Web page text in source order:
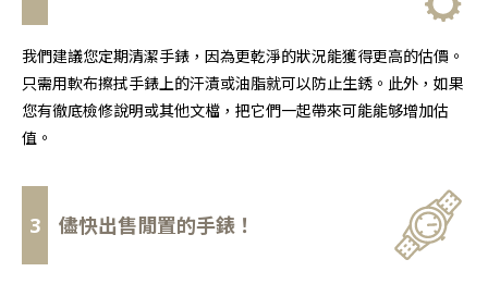
我們建議您定期清潔手錶，因為更乾淨的狀況能獲得更高的估價。
只需用軟布擦拭手錶上的汗漬或油脂就可以防止生銹。此外，如果
您有徹底檢修說明或其他文檔，把它們一起帶來可能能够增加估
值。
3 儘快出售閒置的手錶！